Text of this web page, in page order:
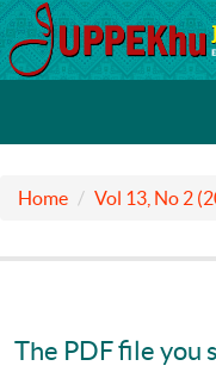
Home Vol 13, No 2
The PDF file you